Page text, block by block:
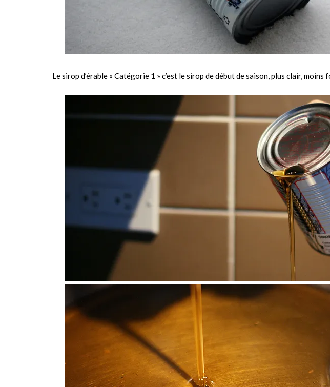
Le sirop d’érable « Catégorie 1 » c’est le sirop de début de saison, plus clair,